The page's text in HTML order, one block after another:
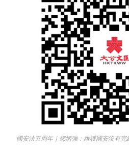
國安法五周年｜鄧炳強：維護國安沒有